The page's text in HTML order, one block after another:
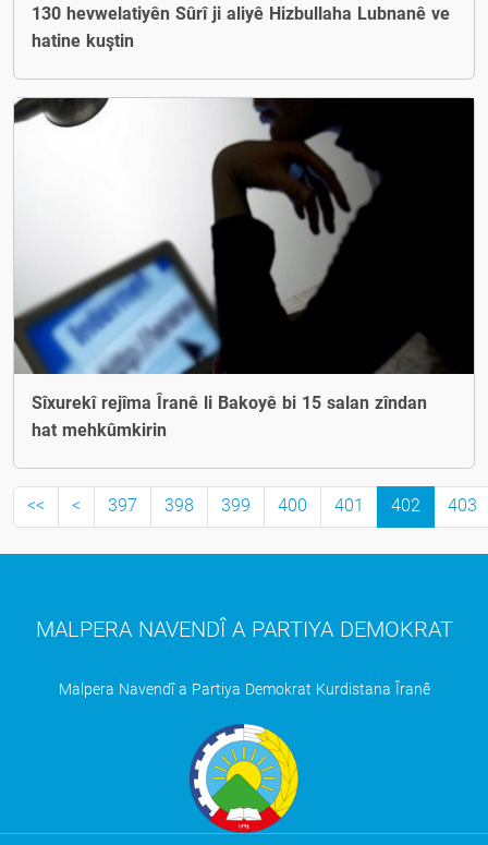
130 hevwelatiyên Sûrî ji aliyê Hizbullaha Lubnanê ve
hatine kuştin
Sîxurekî rejîma Îranê li Bakoyê bi 15 salan zîndan
hat mehkûmkirin
<< < 397 398 399 400 401 402 403
MALPERA NAVENDÎ A PARTIYA DEMOKRAT
Malpera Navendî a Partiya Demokrat Kurdistana Îranê